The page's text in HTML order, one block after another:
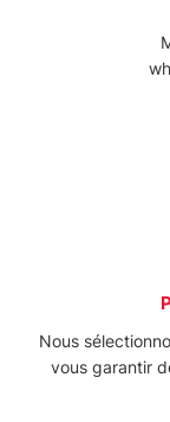
Nous
vous garantir